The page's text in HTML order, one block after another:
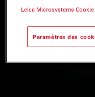
Leica Microsystems
Paramètres des